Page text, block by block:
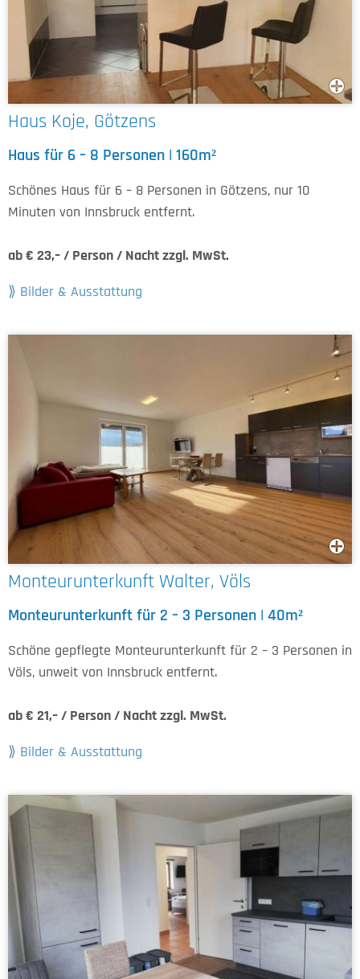
Haus Koje, Götzens
Haus für 6 – 8 Personen | 160m²
Schönes Haus für 6 – 8 Personen in Götzens, nur 10
Minuten von Innsbruck entfernt.
ab € 23,– / Person / Nacht zzgl. MwSt.
Bilder & Ausstattung
Monteurunterkunft Walter, Völs
Monteurunterkunft für 2 – 3 Personen | 40m²
Schöne gepflegte Monteurunterkunft für 2 – 3 Personen in
Völs, unweit von Innsbruck entfernt.
ab € 21,– / Person / Nacht zzgl. MwSt.
Bilder & Ausstattung